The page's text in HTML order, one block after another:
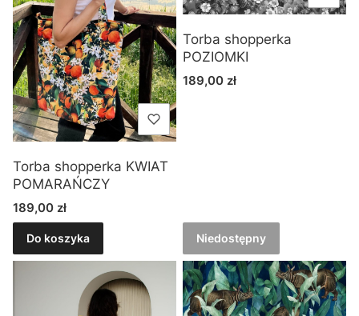
Torba shopperka KWIAT
POMARAŃCZY
Cena
189,00 zł
Do koszyka
Torba shopperka
POZIOMKI
Cena
189,00 zł
Niedostępny